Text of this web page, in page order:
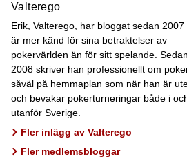
Valterego
Erik, Valterego, har bloggat sedan 2007
är mer känd för sina betraktelser av
pokervärlden än för sitt spelande. Sedan
2008 skriver han professionellt om
såväl på hemmaplan som när han är
och bevakar pokerturneringar både i
utanför Sverige.
Fler inlägg av Valterego
Fler medlemsbloggar